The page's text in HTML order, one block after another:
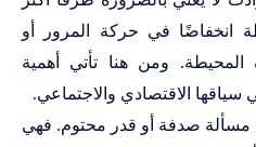
انخفاضًا في حركة المرور أو
ومن هنا تأتي أهمية
الاقتصادي والاجتماعي.
مسألة صدفة أو قدر محتوم. فهي